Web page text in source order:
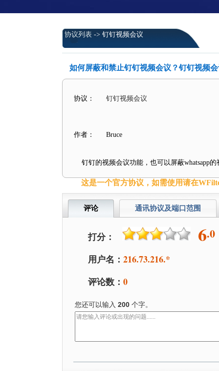
协议列表 -> 钉钉视频会议
如何屏蔽和禁止钉钉视频会议？钉钉视频
协议： 钉钉视频会议
作者： Bruce
钉钉的视频会议功能，也可以屏蔽whatsapp的
这是一个官方协议，如需使用请在
评论 通讯协议及端口范围
打分： 6.0
用户名： 216.73.216.*
评论数： 0
您还可以输入 200个字。